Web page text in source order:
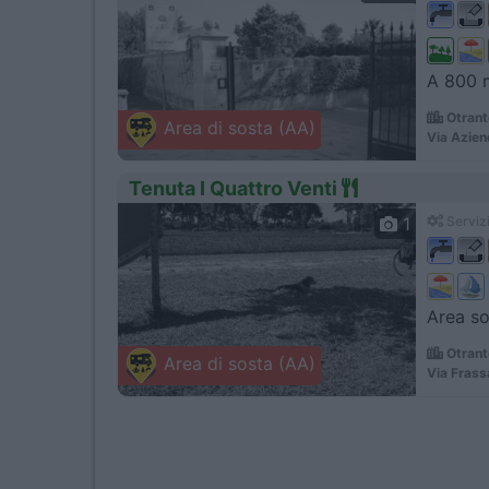
Area di sosta (AA)
A 800
Via
Tenuta I Quattro Venti
Area di sosta (AA)
1
Area
Via